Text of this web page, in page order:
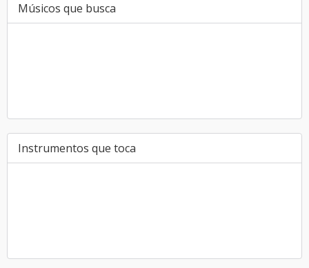
Músicos que busca
Instrumentos que toca